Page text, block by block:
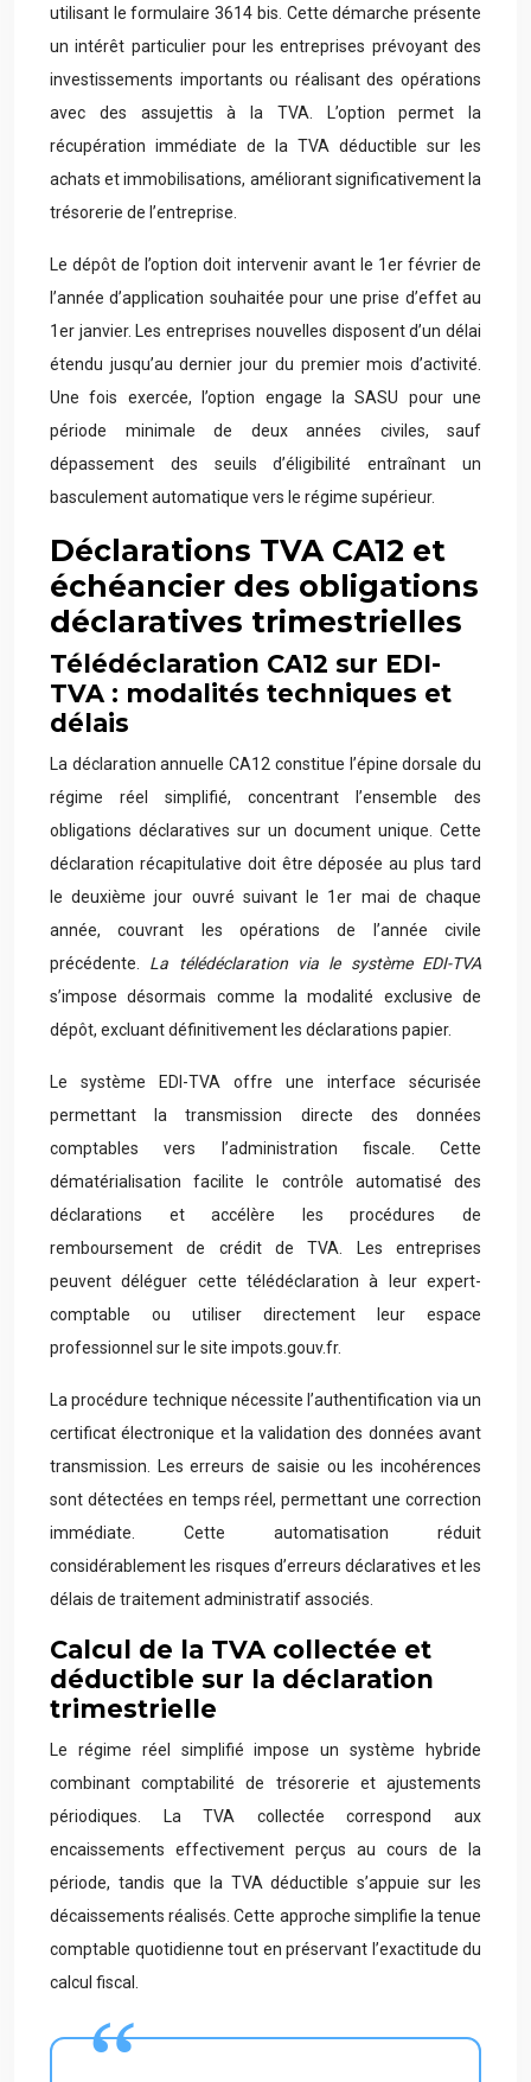
utilisant le formulaire 3614 bis. Cette démarche présente
un intérêt particulier pour les entreprises prévoyant des
investissements importants ou réalisant des opérations
avec des assujettis à la TVA. L’option permet la
récupération immédiate de la TVA déductible sur les
achats et immobilisations, améliorant significativement la
trésorerie de l’entreprise.
Le dépôt de l’option doit intervenir avant le 1er février de
l’année d’application souhaitée pour une prise d’effet au
1er janvier. Les entreprises nouvelles disposent d’un délai
étendu jusqu’au dernier jour du premier mois d’activité.
Une fois exercée, l’option engage la SASU pour une
période minimale de deux années civiles, sauf
dépassement des seuils d’éligibilité entraînant un
basculement automatique vers le régime supérieur.
Déclarations TVA CA12 et
échéancier des obligations
déclaratives trimestrielles
Télédéclaration CA12 sur EDI-
TVA : modalités techniques et
délais
La déclaration annuelle CA12 constitue l’épine dorsale du
régime réel simplifié, concentrant l’ensemble des
obligations déclaratives sur un document unique. Cette
déclaration récapitulative doit être déposée au plus tard
le deuxième jour ouvré suivant le 1er mai de chaque
année, couvrant les opérations de l’année civile
précédente. La télédéclaration via le système EDI-TVA
s’impose désormais comme la modalité exclusive de
dépôt, excluant définitivement les déclarations papier.
Le système EDI-TVA offre une interface sécurisée
permettant la transmission directe des données
comptables vers l’administration fiscale. Cette
dématérialisation facilite le contrôle automatisé des
déclarations et accélère les procédures de
remboursement de crédit de TVA. Les entreprises
peuvent déléguer cette télédéclaration à leur expert-
comptable ou utiliser directement leur espace
professionnel sur le site impots.gouv.fr.
La procédure technique nécessite l’authentification via un
certificat électronique et la validation des données avant
transmission. Les erreurs de saisie ou les incohérences
sont détectées en temps réel, permettant une correction
immédiate. Cette automatisation réduit
considérablement les risques d’erreurs déclaratives et les
délais de traitement administratif associés.
Calcul de la TVA collectée et
déductible sur la déclaration
trimestrielle
Le régime réel simplifié impose un système hybride
combinant comptabilité de trésorerie et ajustements
périodiques. La TVA collectée correspond aux
encaissements effectivement perçus au cours de la
période, tandis que la TVA déductible s’appuie sur les
décaissements réalisés. Cette approche simplifie la tenue
comptable quotidienne tout en préservant l’exactitude du
calcul fiscal.